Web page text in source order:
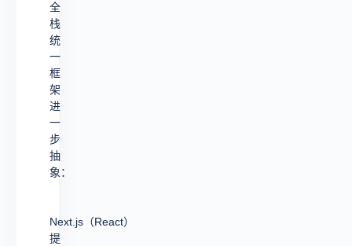
全
栈
统
一
框
架
进
一
步
抽
象：
Next.js（React）
提